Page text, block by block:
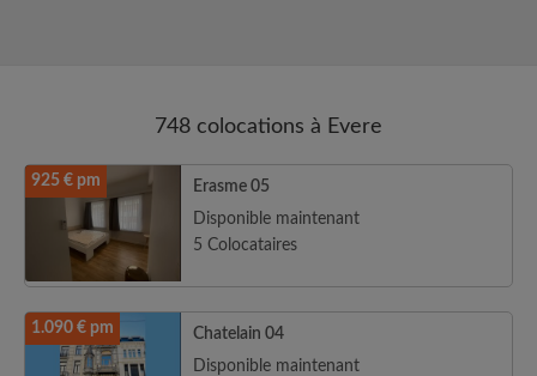
748 colocations à Evere
925 € pm
Erasme 05
Disponible maintenant
5 Colocataires
1.090 € pm
Chatelain 04
Disponible maintenant